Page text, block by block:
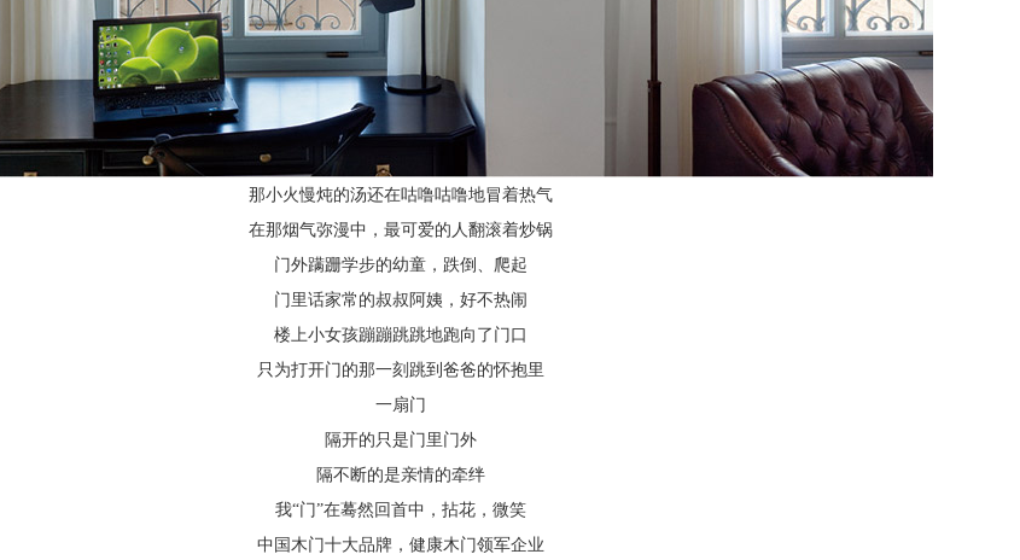
那小火慢炖的汤还在咕噜咕噜地冒着热气
在那烟气弥漫中，最可爱的人翻滚着炒锅
门外蹒跚学步的幼童，跌倒、爬起
门里话家常的叔叔阿姨，好不热闹
楼上小女孩蹦蹦跳跳地跑向了门口
只为打开门的那一刻跳到爸爸的怀抱里
一扇门
隔开的只是门里门外
隔不断的是亲情的牵绊
我“门”在蓦然回首中，拈花，微笑
中国木门十大品牌，健康木门领军企业